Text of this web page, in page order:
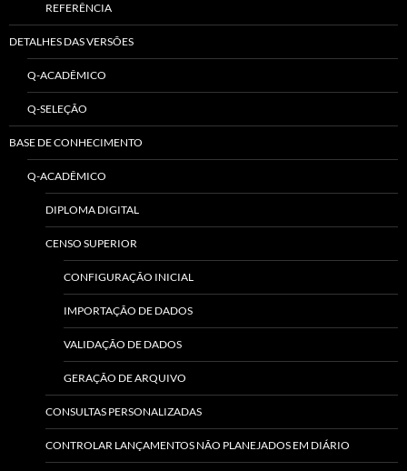
REFERÊNCIA
DETALHES DAS VERSÕES
Q-ACADÊMICO
Q-SELEÇÃO
BASE DE CONHECIMENTO
Q-ACADÊMICO
DIPLOMA DIGITAL
CENSO SUPERIOR
CONFIGURAÇÃO INICIAL
IMPORTAÇÃO DE DADOS
VALIDAÇÃO DE DADOS
GERAÇÃO DE ARQUIVO
CONSULTAS PERSONALIZADAS
CONTROLAR LANÇAMENTOS NÃO PLANEJADOS EM DIÁRIO